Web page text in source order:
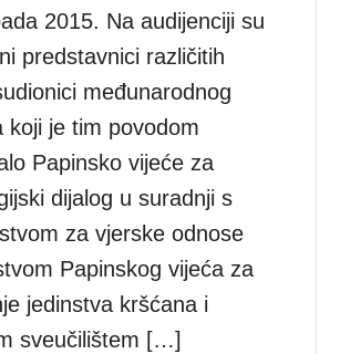
2015. Na audijenciji su
predstavnici različitih
međunarodnog
koji je tim povodom
Papinsko vijeće za
dijalog u suradnji s
za vjerske odnose
Papinskog vijeća za
jedinstva kršćana i
sveučilištem […]